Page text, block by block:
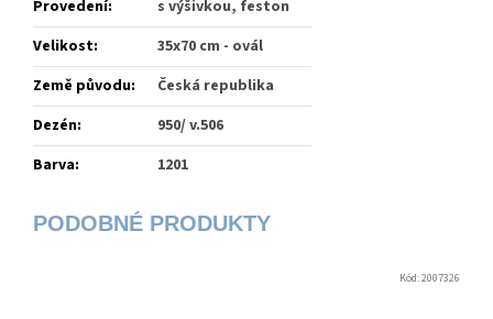
Provedení:
s výšivkou, feston
Velikost:
35x70 cm - ovál
Země původu:
Česká republika
Dezén:
950/ v.506
Barva: 1201
Kód:2007326